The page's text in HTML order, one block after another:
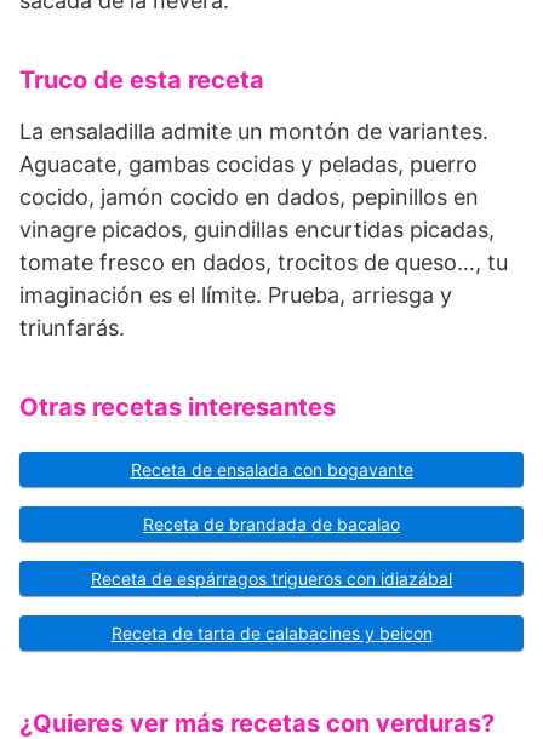
Truco de esta receta
La ensaladilla admite un montón de variantes.
Aguacate, gambas cocidas y peladas, puerro
cocido, jamón cocido en dados, pepinillos en
vinagre picados, guindillas encurtidas picadas,
tomate fresco en dados, trocitos de queso…, tu
imaginación es el límite. Prueba, arriesga y
triunfarás.
Otras recetas interesantes
Receta de ensalada con bogavante
Receta de brandada de bacalao
Receta de espárragos trigueros con idiazábal
Receta de tarta de calabacines y beicon
¿Quieres ver más recetas con verduras?